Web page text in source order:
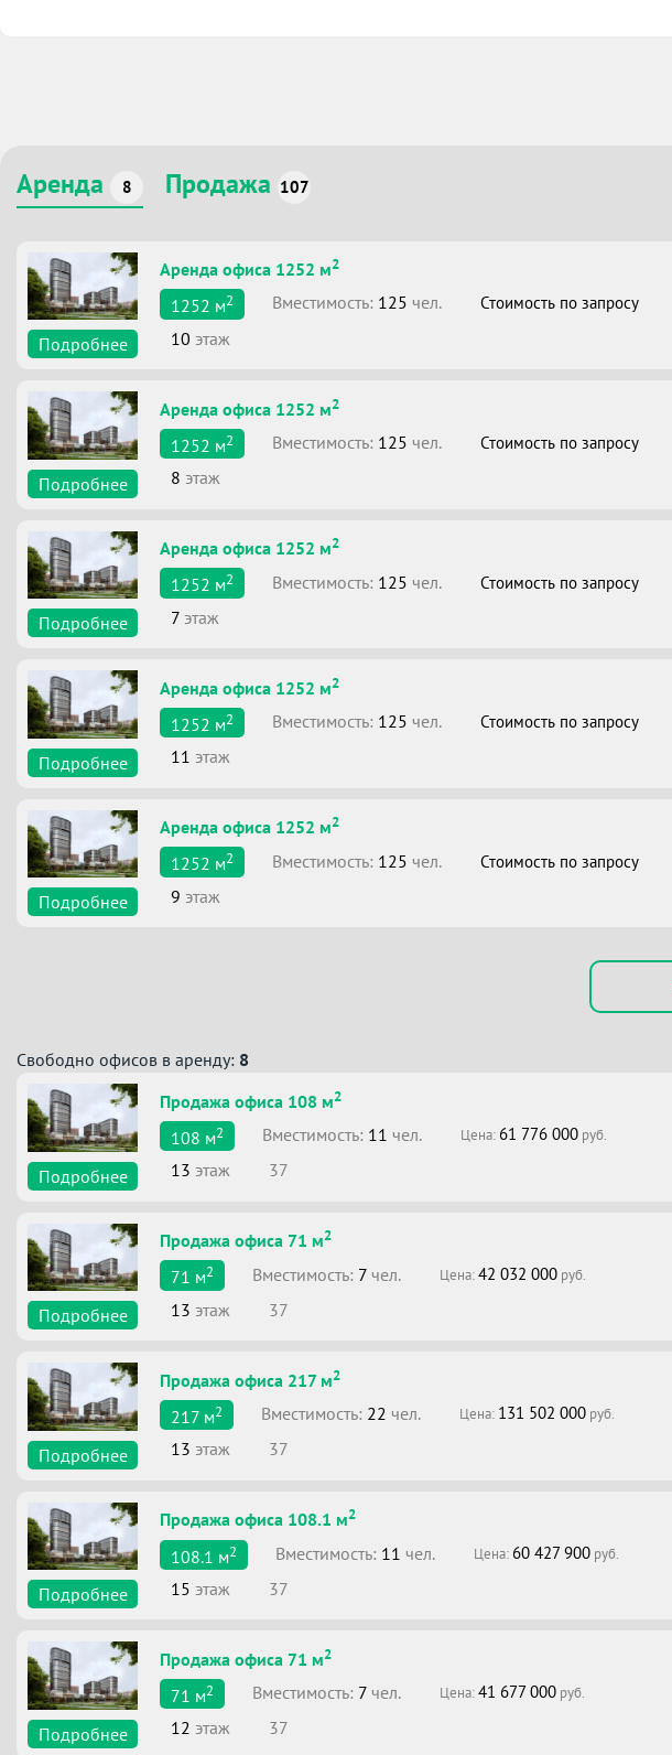
Аренда 8 Продажа 107
Подробнее
Аренда офиса 1252 м2
1252 м2 Вместимоcть: 125 чел. Стоимость по запросу
10 этаж
Подробнее
Аренда офиса 1252 м2
1252 м2 Вместимоcть: 125 чел. Стоимость по запросу
8 этаж
Подробнее
Аренда офиса 1252 м2
1252 м2 Вместимоcть: 125 чел. Стоимость по запросу
7 этаж
Подробнее
Аренда офиса 1252 м2
1252 м2 Вместимоcть: 125 чел. Стоимость по запросу
11 этаж
Подробнее
Аренда офиса 1252 м2
1252 м2 Вместимоcть: 125 чел. Стоимость по запросу
9 этаж
Свободно офисов в аренду: 8
Подробнее
Продажа офиса 108 м2
108 м2 Вместимоcть: 11 чел. Цена: 61 776 000 руб.
13 этаж 37
Подробнее
Продажа офиса 71 м2
71 м2 Вместимоcть: 7 чел. Цена:42 032 000 руб.
13 этаж 37
Подробнее
Продажа офиса 217 м2
217 м2 Вместимоcть: 22 чел. Цена: 131 502 000 руб.
13 этаж 37
Подробнее
Продажа офиса 108.1 м2
108.1 м2 Вместимоcть: 11 чел. Цена: 60 427 900 руб.
15 этаж 37
Подробнее
Продажа офиса 71 м2
71 м2 Вместимоcть: 7 чел. Цена:41 677 000 руб.
12 этаж 37